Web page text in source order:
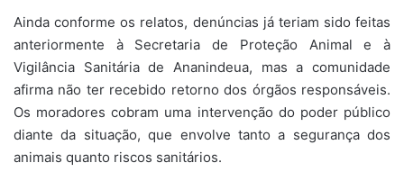
Ainda conforme os relatos, denúncias já teriam sido feitas
anteriormente à Secretaria de Proteção Animal e à
Vigilância Sanitária de Ananindeua, mas a comunidade
afirma não ter recebido retorno dos órgãos responsáveis.
Os moradores cobram uma intervenção do poder público
diante da situação, que envolve tanto a segurança dos
animais quanto riscos sanitários.